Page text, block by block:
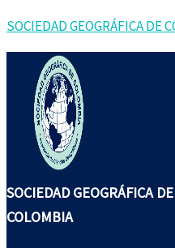
al
contenido
SOCIEDAD GEOGRÁFICA DE
SOCIEDAD GEOGRÁFICA DE
COLOMBIA
por: